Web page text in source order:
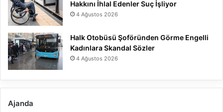
Hakkını İhlal Edenler Suç İşliyor
4 Ağustos 2026
Halk Otobüsü Şoföründen Görme Engelli
Kadınlara Skandal Sözler
4 Ağustos 2026
Ajanda